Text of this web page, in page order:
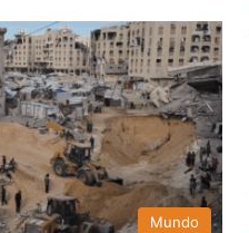
Mundo